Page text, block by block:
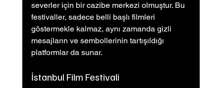
severler için bir cazibe merkezi olmuştur. Bu
festivaller, sadece belli başlı filmleri
göstermekle kalmaz, aynı zamanda gizli
mesajların ve sembollerinin tartışıldığı
platformlar da sunar.
İstanbul Film Festivali